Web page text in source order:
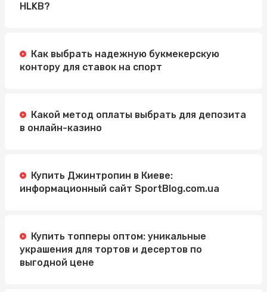
HLKB?
Как выбрать надежную букмекерскую
контору для ставок на спорт
Какой метод оплаты выбрать для депозита
в онлайн-казино
Купить Джинтропин в Киеве:
информационный сайт SportBlog.com.ua
Купить топперы оптом: уникальные
украшения для тортов и десертов по
выгодной цене